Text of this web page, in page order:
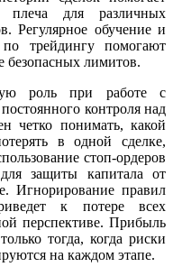
плеча для различных
Регулярное обучение и
трейдингу помогают
безопасных лимитов.
роль при работе с
контроля над
четко понимать, какой
в одной сделке,
стоп-ордеров
для защиты капитала от
Игнорирование правил
к потере всех
перспективе. Прибыль
тогда, когда риски
на каждом этапе.